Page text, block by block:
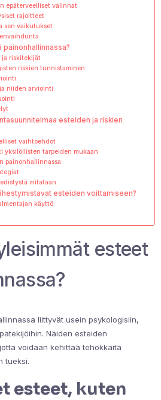
epäterveelliset valinnat
rajoitteet
sen vaikutukset
painonhallinnassa?
ja riskitekijät
riskien tunnistaminen
niiden arviointi
esteiden ja riskien
vaihtoehdot
yksilöllisten tarpeiden mukaan
painonhallinnassa
mitataan
esteiden voittamiseen?
käyttö
esteet
liittyvät usein psykologisiin,
Näiden esteiden
voidaan kehittää tehokkaita
tueksi.
esteet, kuten